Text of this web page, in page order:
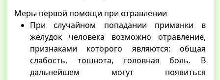
Меры первой помощи при отравлении
При случайном попадании приманки в
желудок человека возможно отравление,
признаками которого являются: общая
слабость, тошнота, головная боль. В
дальнейшем могут появиться